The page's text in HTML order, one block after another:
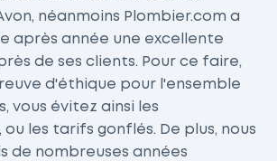
néanmoins Plombier.com a
après année une excellente
de ses clients. Pour ce faire,
d'éthique pour l'ensemble
vous évitez ainsi les
les tarifs gonflés. De plus, nous
de nombreuses années